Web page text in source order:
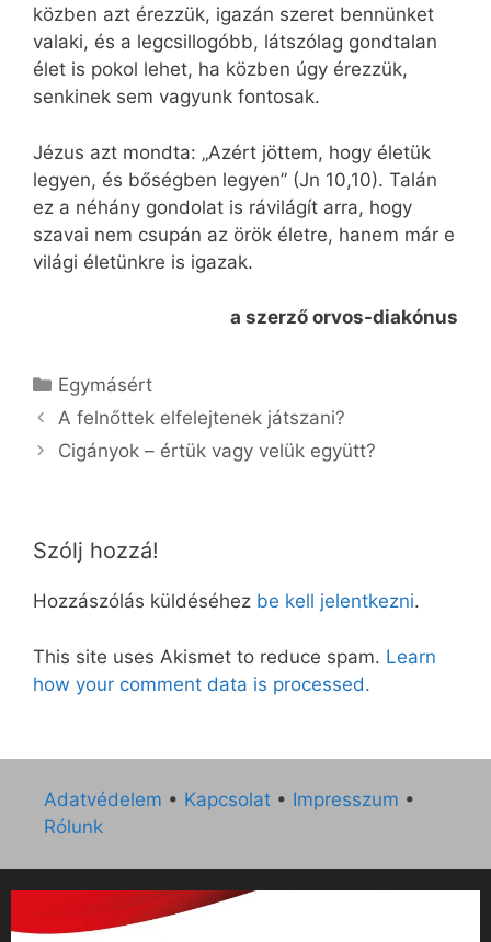
közben azt érezzük, igazán szeret bennünket
valaki, és a legcsillogóbb, látszólag gondtalan
élet is pokol lehet, ha közben úgy érezzük,
senkinek sem vagyunk fontosak.
Jézus azt mondta: „Azért jöttem, hogy életük
legyen, és bőségben legyen” (Jn 10,10). Talán
ez a néhány gondolat is rávilágít arra, hogy
szavai nem csupán az örök életre, hanem már e
világi életünkre is igazak.
a szerző orvos-diakónus
Kategória
Egymásért
A felnőttek elfelejtenek játszani?
Cigányok – értük vagy velük együtt?
Szólj hozzá!
Hozzászólás küldéséhez be kell jelentkezni.
This site uses Akismet to reduce spam. Learn
how your comment data is processed.
Adatvédelem • Kapcsolat • Impresszum •
Rólunk